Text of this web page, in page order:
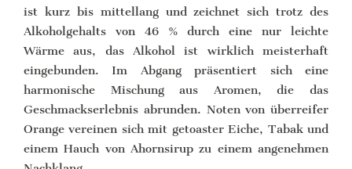
ist kurz bis mittellang und zeichnet sich trotz des
Alkoholgehalts von 46 % durch eine nur leichte
Wärme aus, das Alkohol ist wirklich meisterhaft
eingebunden. Im Abgang präsentiert sich eine
harmonische Mischung aus Aromen, die das
Geschmackserlebnis abrunden. Noten von überreifer
Orange vereinen sich mit getoaster Eiche, Tabak und
einem Hauch von Ahornsirup zu einem angenehmen